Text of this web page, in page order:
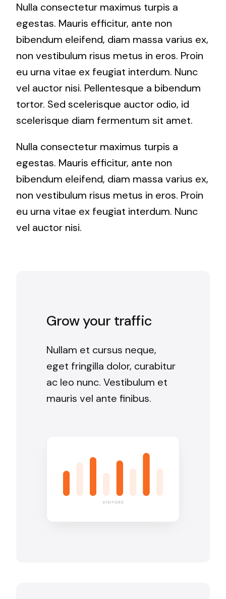
Nulla consectetur maximus turpis a
egestas. Mauris efficitur, ante non
bibendum eleifend, diam massa varius ex,
non vestibulum risus metus in eros. Proin
eu urna vitae ex feugiat interdum. Nunc
vel auctor nisi. Pellentesque a bibendum
tortor. Sed scelerisque auctor odio, id
scelerisque diam fermentum sit amet.
Nulla consectetur maximus turpis a
egestas. Mauris efficitur, ante non
bibendum eleifend, diam massa varius ex,
non vestibulum risus metus in eros. Proin
eu urna vitae ex feugiat interdum. Nunc
vel auctor nisi.
Grow your traffic
Nullam et cursus neque,
eget fringilla dolor, curabitur
ac leo nunc. Vestibulum et
mauris vel ante finibus.